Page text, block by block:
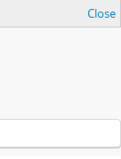
Close